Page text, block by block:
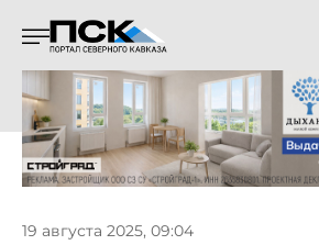
19 августа 2025, 09:04